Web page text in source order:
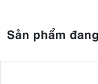
Sản phẩm